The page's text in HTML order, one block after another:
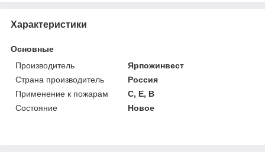
Характеристики
Основные
Производитель
Ярпожинвест
Страна производитель
Россия
Применение к пожарам
С, Е, В
Состояние
Новое